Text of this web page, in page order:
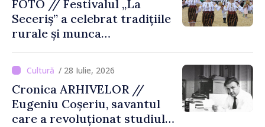
FOTO // Festivalul „La
Seceriș” a celebrat tradițiile
rurale și munca
/ 28 Iulie, 2026
Cronica ARHIVELOR //
Eugeniu Coșeriu, savantul
care a revoluționat studiul